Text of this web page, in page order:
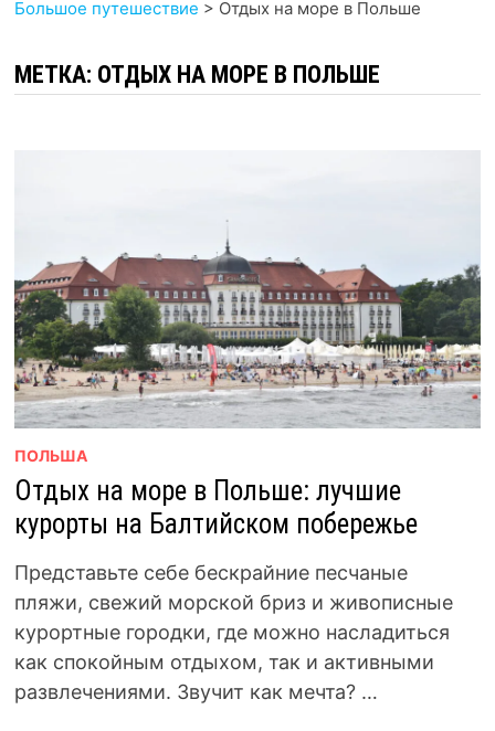
Большое путешествие > Отдых на море в Польше
МЕТКА: ОТДЫХ НА МОРЕ В ПОЛЬШЕ
ПОЛЬША
Отдых на море в Польше: лучшие
курорты на Балтийском побережье
Представьте себе бескрайние песчаные
пляжи, свежий морской бриз и живописные
курортные городки, где можно насладиться
как спокойным отдыхом, так и активными
развлечениями. Звучит как мечта? …